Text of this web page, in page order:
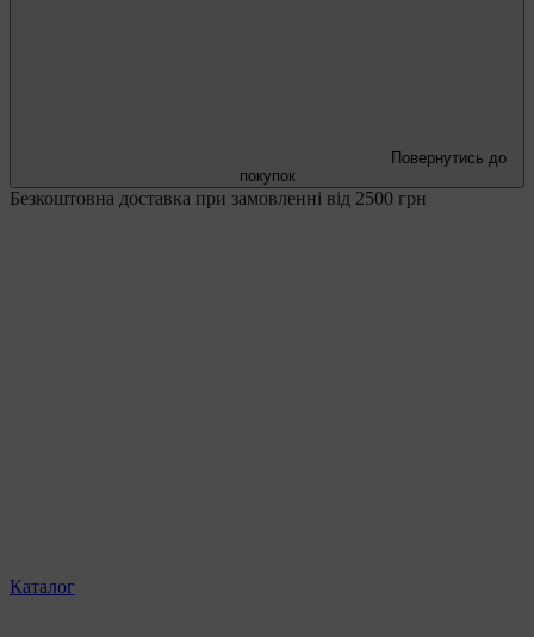
Повернутись до
покупок
Безкоштовна доставка при замовленні від 2500 грн
Каталог